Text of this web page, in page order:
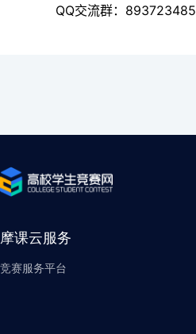
QQ交流群：893723485
摩课云服务
竞赛服务平台